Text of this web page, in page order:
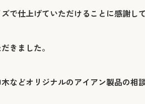
で仕上げていただけることに感謝し
きました。
などオリジナルのアイアン製品の相